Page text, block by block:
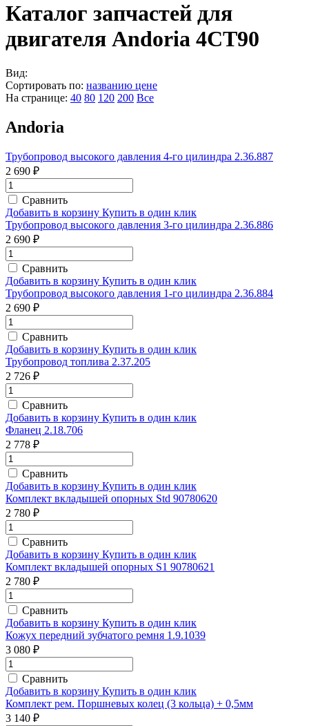
Каталог запчастей для
двигателя Andoria 4CT90
Вид:
Сортировать по: названию цене
На странице: 40 80 120 200 Все
Andoria
Трубопровод высокого давления 4-го цилиндра 2.36.887
2 690 ₽
Сравнить
Добавить в корзину Купить в один клик
Трубопровод высокого давления 3-го цилиндра 2.36.886
2 690 ₽
Сравнить
Добавить в корзину Купить в один клик
Трубопровод высокого давления 1-го цилиндра 2.36.884
2 690 ₽
Сравнить
Добавить в корзину Купить в один клик
Трубопровод топлива 2.37.205
2 726 ₽
Сравнить
Добавить в корзину Купить в один клик
Фланец 2.18.706
2 778 ₽
Сравнить
Добавить в корзину Купить в один клик
Комплект вкладышей опорных Std 90780620
2 780 ₽
Сравнить
Добавить в корзину Купить в один клик
Комплект вкладышей опорных S1 90780621
2 780 ₽
Сравнить
Добавить в корзину Купить в один клик
Кожух передний зубчатого ремня 1.9.1039
3 080 ₽
Сравнить
Добавить в корзину Купить в один клик
Комплект рем. Поршневых колец (3 кольца) + 0,5мм
3 140 ₽